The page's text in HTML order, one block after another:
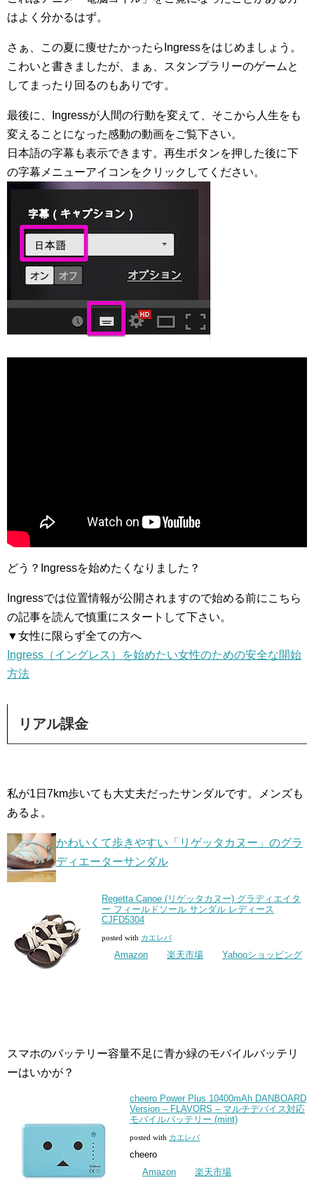
はよく分かるはず。
さぁ、この夏に痩せたかったらIngressをはじめましょう。
こわいと書きましたが、まぁ、スタンプラリーのゲームと
してまったり回るのもありです。
最後に、Ingressが人間の行動を変えて、そこから人生をも
変えることになった感動の動画をご覧下さい。
日本語の字幕も表示できます。再生ボタンを押した後に下
の字幕メニューアイコンをクリックしてください。
どう？Ingressを始めたくなりました？
Ingressでは位置情報が公開されますので始める前にこちら
の記事を読んで慎重にスタートして下さい。
▼女性に限らず全ての方へ
Ingress（イングレス）を始めたい女性のための安全な開始
方法
リアル課金
私が1日7km歩いても大丈夫だったサンダルです。メンズも
あるよ。
かわいくて歩きやすい「リゲッタカヌー」のグラ
ディエーターサンダル
Regetta Canoe (リゲッタカヌー) グラディエイタ
ー フィールドソール サンダル レディース
CJFD5304
posted with カエレバ
Amazon 楽天市場 Yahooショッピング
スマホのバッテリー容量不足に青か緑のモバイルバッテリ
ーはいかが？
cheero Power Plus 10400mAh DANBOARD
Version – FLAVORS – マルチデバイス対応
モバイルバッテリー (mint)
posted with カエレバ
cheero
Amazon
楽天市場